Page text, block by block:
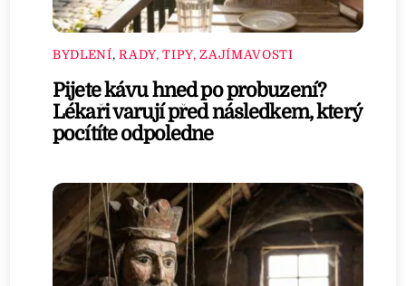
BYDLENÍ,RADY, TIPY, ZAJÍMAVOSTI
Pijete kávu hned po probuzení?
Lékaři varují před následkem, který
pocítíte odpoledne